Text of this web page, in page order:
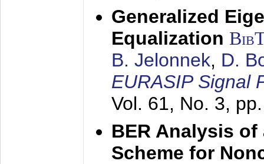
Generalized
Equalization
B. Jelonnek, D.
EURASIP Signal
Vol. 61, No. 3,
BER Analysis
Scheme for